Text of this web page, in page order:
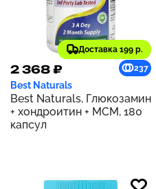
Доставка 199 р.
2 368 ₽ 237
Best Naturals
Best Naturals, Глюкозамин
+ хондроитин + МСМ, 180
капсул